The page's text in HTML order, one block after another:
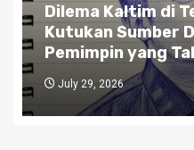
Gubernur
Jalan:
Antara
July 27, 2026